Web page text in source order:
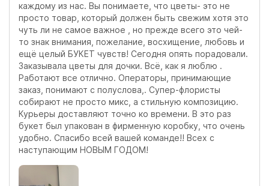
каждому из нас. Вы понимаете, что цветы- это не
просто товар, который должен быть свежим хотя это
чуть ли не самое важное , но прежде всего это чей-
то знак внимания, пожелание, восхищение, любовь и
ещё целый БУКЕТ чувств! Сегодня опять порадовали.
Заказывала цветы для дочки. Всё, как я люблю .
Работают все отлично. Операторы, принимающие
заказ, понимают с полуслова,. Супер-флористы
собирают не просто микс, а стильную композицию.
Курьеры доставляют точно ко времени. В это раз
букет был упакован в фирменную коробку, что очень
удобно. Спасибо всей вашей команде!! Всех с
наступающим НОВЫМ ГОДОМ!